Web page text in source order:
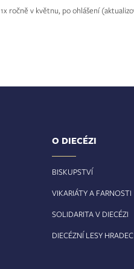
1x ročně v květnu, po ohlášení
O DIECÉZI
BISKUPSTVÍ
VIKARIÁTY A FARNOSTI
SOLIDARITA V DIECÉZI
DIECÉZNÍ LESY